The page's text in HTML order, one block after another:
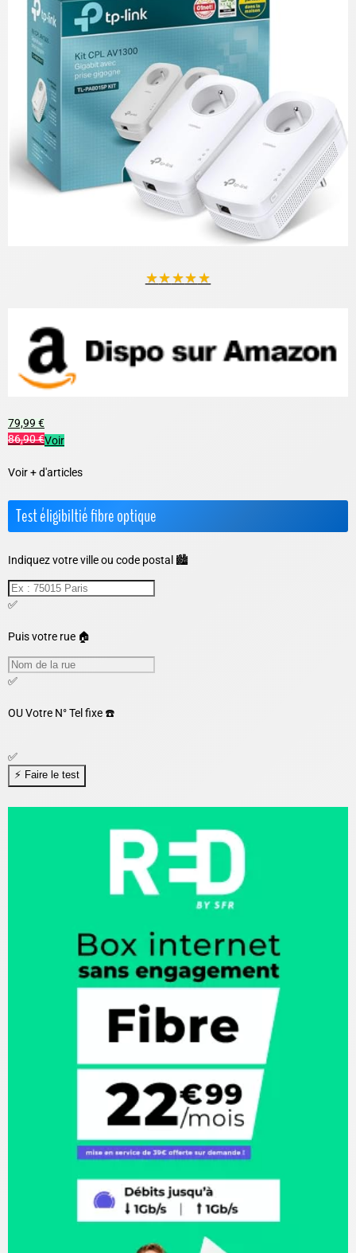
★★★★★
79,99 €
86,90 €Voir
Voir + d'articles
Test éligibiltié fibre optique
Indiquez votre ville ou code postal 🏙️
✅
Puis votre rue 🏠
✅
OUVotre N° Tel fixe ☎️
✅